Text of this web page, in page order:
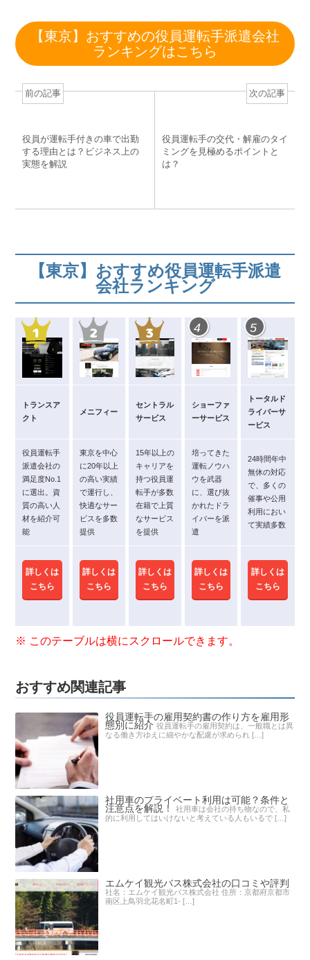
c
e
o
k
tt
er
e
e
e
【東京】おすすめの役員運転手派遣会社
ランキングはこちら
前の記事
役員が運転手付きの車で出勤
する理由とは？ビジネス上の
実態を解説
次の記事
役員運転手の交代・解雇のタイ
ミングを見極めるポイントと
は？
【東京】おすすめ役員運転手派遣
会社ランキング
4 5
トランスア
クト
メニフィー
セントラル
サービス
ショーファ
ーサービス
トータルド
ライバーサ
ービス
役員運転手
派遣会社の
満足度No.1
に選出。資
質の高い人
材を紹介可
能
東京を中心
に20年以上
の高い実績
で運行し、
快適なサー
ビスを多数
提供
15年以上の
キャリアを
持つ役員運
転手が多数
在籍で上質
なサービス
を提供
培ってきた
運転ノウハ
ウを武器
に、選び抜
かれたドラ
イバーを派
遣
24時間年中
無休の対応
で、多くの
催事や公用
利用におい
て実績多数
詳しくは
こちら
詳しくは
こちら
詳しくは
こちら
詳しくは
こちら
詳しくは
こちら
おすすめ関連記事
役員運転手の雇用契約書の作り方を雇用形
態別に紹介 役員運転手の雇用契約は、一般職とは異
なる働き方ゆえに細やかな配慮が求められ […]
社用車のプライベート利用は可能？条件と
注意点を解説！
社用車は会社の持ち物なので、私
的に利用してはいけないと考えている人もいるで […]
エムケイ観光バス株式会社の口コミや評判
社名：エムケイ観光バス株式会社 住所：京都府京都市
南区上鳥羽北花名町1- […]